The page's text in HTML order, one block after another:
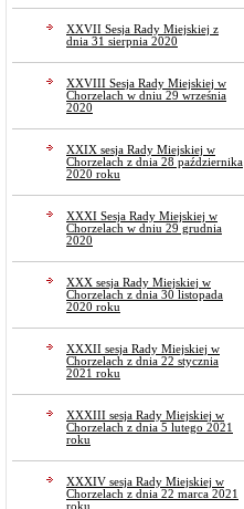
XXVII Sesja Rady Miejskiej z
dnia 31 sierpnia 2020
XXVIII Sesja Rady Miejskiej w
Chorzelach w dniu 29 września
2020
XXIX sesja Rady Miejskiej w
Chorzelach z dnia 28 października
2020 roku
XXXI Sesja Rady Miejskiej w
Chorzelach w dniu 29 grudnia
2020
XXX sesja Rady Miejskiej w
Chorzelach z dnia 30 listopada
2020 roku
XXXII sesja Rady Miejskiej w
Chorzelach z dnia 22 stycznia
2021 roku
XXXIII sesja Rady Miejskiej w
Chorzelach z dnia 5 lutego 2021
roku
XXXIV sesja Rady Miejskiej w
Chorzelach z dnia 22 marca 2021
roku